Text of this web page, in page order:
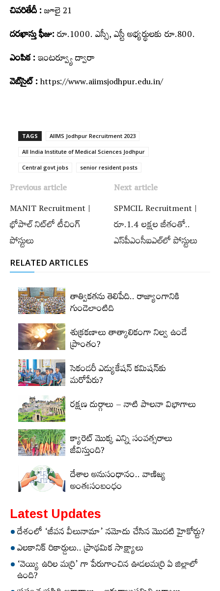
చివ‌రితేదీ :జూలై 21
దరఖాస్తు ఫీజు:రూ.1000. ఎస్సీ, ఎస్టీ అభ్య‌ర్థుల‌కు రూ.800.
ఎంపిక :ఇంటర్వ్యూ ద్వారా
వెబ్‌సైట్ :https://www.aiimsjodhpur.edu.in/
TAGS AIIMS Jodhpur Recruitment 2023
All India Institute of Medical Sciences Jodhpur
Central govt jobs senior resident posts
Previous article
MANIT Recruitment |
భోపాల్‌ నిట్‌లో టీచింగ్
పోస్టులు
Next article
SPMCIL Recruitment |
రూ.1.4 లక్షల జీతంతో..
ఎస్‌పీఎంసీఐఎల్‌లో పోస్టులు
RELATED ARTICLES
తాత్వికతను తెలిపేది.. రాజ్యాంగానికి
గుండెలాంటిది
శుక్రకణాలు తాత్కాలికంగా నిల్వ ఉండే
ప్రాంతం?
సెకండరీ ఎడ్యుకేషన్‌ కమిషన్‌కు
మరోపేరు?
రక్షణ దుర్గాలు – నాటి పాలనా విభాగాలు
క్యారెట్‌ మొక్క ఎన్ని సంవత్సరాలు
జీవిస్తుంది?
దేశాల అనుసంధానం.. వాణిజ్య
అంతఃసంబంధం
Latest Updates
దేశంలో ‘జీవన వీలునామా’ నమోదు చేసిన మొదటి హైకోర్టు?
ఎలకానిక్‌ రికార్డులు.. ప్రాథమిక సాక్ష్యాలు
‘వెయ్యి ఉరిల మర్రి’ గా పేరుగాంచిన ఊడలమర్రి ఏ జిల్లాలో
ఉంది?